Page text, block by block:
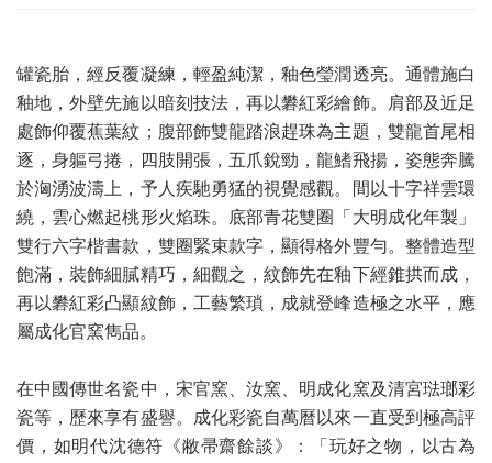
罐瓷胎，經反覆凝練，輕盈純潔，釉色瑩潤透亮。通體施白
釉地，外壁先施以暗刻技法，再以礬紅彩繪飾。肩部及近足
處飾仰覆蕉葉紋；腹部飾雙龍踏浪趕珠為主題，雙龍首尾相
逐，身軀弓捲，四肢開張，五爪銳勁，龍鰭飛揚，姿態奔騰
於洶湧波濤上，予人疾馳勇猛的視覺感觀。間以十字祥雲環
繞，雲心燃起桃形火焰珠。底部青花雙圈「大明成化年製」
雙行六字楷書款，雙圈緊束款字，顯得格外豐勻。整體造型
飽滿，裝飾細膩精巧，細觀之，紋飾先在釉下經錐拱而成，
再以礬紅彩凸顯紋飾，工藝繁瑣，成就登峰造極之水平，應
屬成化官窯雋品。
在中國傳世名瓷中，宋官窯、汝窯、明成化窯及清宮琺瑯彩
瓷等，歷來享有盛譽。成化彩瓷自萬曆以來一直受到極高評
價，如明代沈德符《敝帚齋餘談》：「玩好之物，以古為